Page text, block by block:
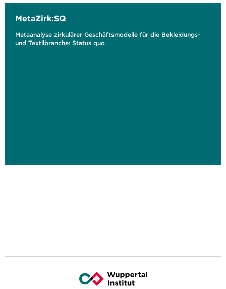
MetaZirk:SQ
Metaanalyse zirkulärer Geschäftsmodelle für die Bekleidungs-
und Textilbranche: Status quo